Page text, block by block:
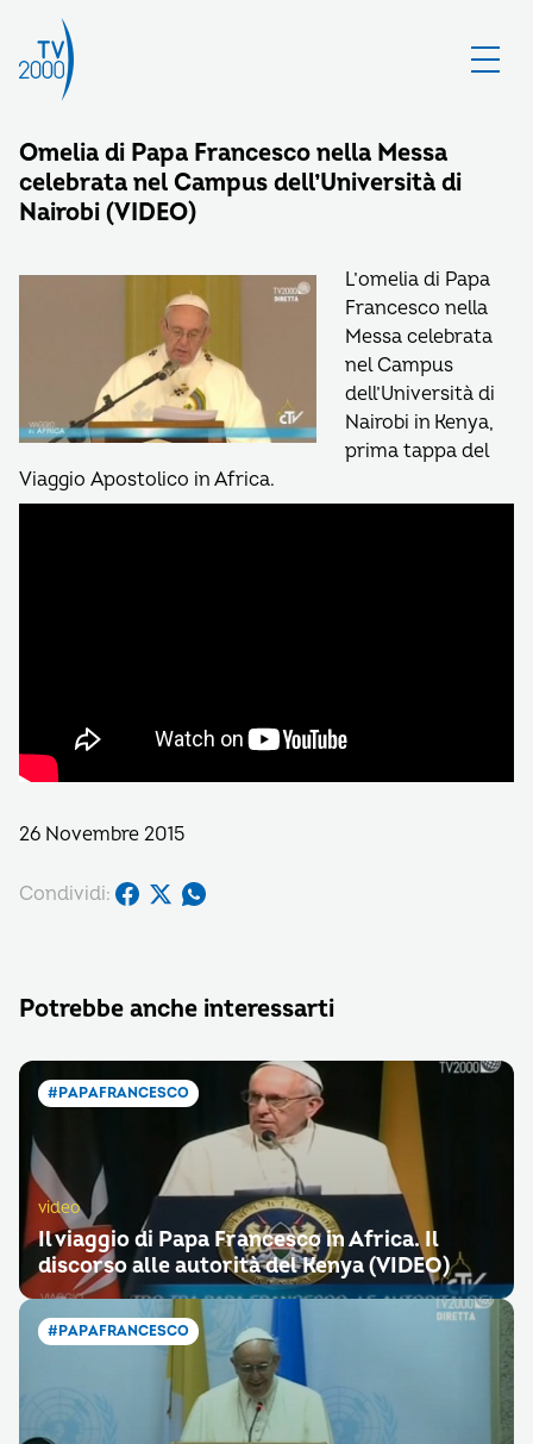
Omelia di Papa Francesco nella Messa
celebrata nel Campus dell’Università di
Nairobi (VIDEO)
L’omelia di Papa
Francesco nella
Messa celebrata
nel Campus
dell’Università di
Nairobi in Kenya,
prima tappa del
Viaggio Apostolico in Africa.
26 Novembre 2015
Condividi:
Potrebbe anche interessarti
#PAPAFRANCESCO
video
Il viaggio di Papa Francesco in Africa. Il
discorso alle autorità del Kenya (VIDEO)
#PAPAFRANCESCO